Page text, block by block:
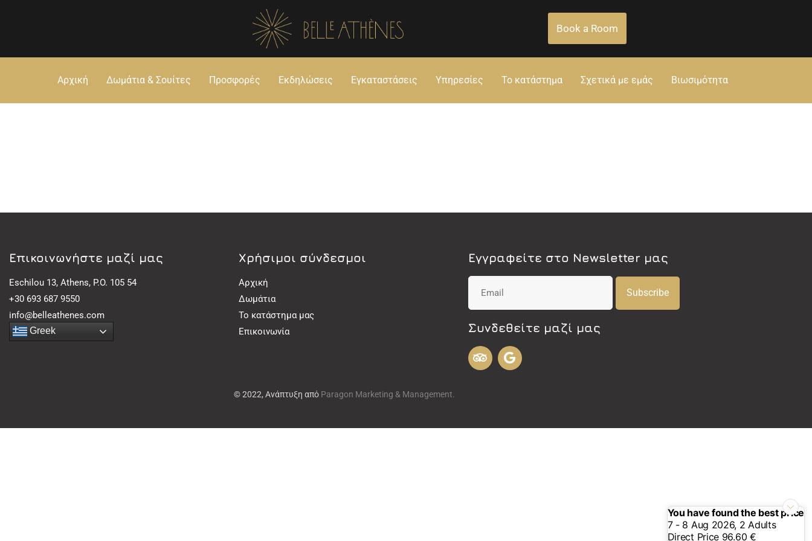
Book a Room
Αρχική Δωμάτια & Σουίτες Προσφορές Εκδηλώσεις Εγκαταστάσεις Υπηρεσίες Το κατάστημα Σχετικά με εμάς Βιωσιμότητα
Eπικοινωνήστε μαζί μας
Eschilou 13, Athens, P.O. 105 54
+30 693 687 9550
info@belleathenes.com
Greek
Χρήσιμοι σύνδεσμοι
Αρχική
Δωμάτια
Το κατάστημα μας
Επικοινωνία
Εγγραφείτε στο Newsletter μας
Subscribe
Συνδεθείτε μαζί μας
© 2022, Ανάπτυξη από Paragon Marketing & Management.